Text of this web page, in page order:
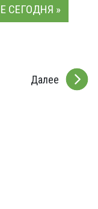
СЕГОДНЯ »
Далее